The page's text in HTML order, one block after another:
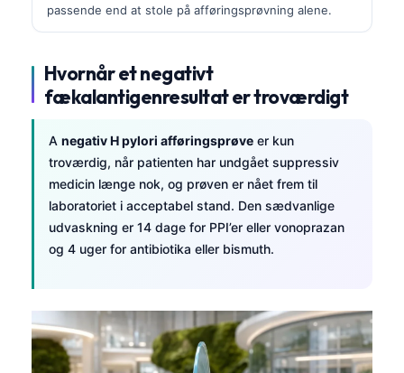
passende end at stole på afføringsprøvning alene.
Hvornår et negativt
fækalantigenresultat er troværdigt
A negativ H pylori afføringsprøve er kun
troværdig, når patienten har undgået suppressiv
medicin længe nok, og prøven er nået frem til
laboratoriet i acceptabel stand. Den sædvanlige
udvaskning er 14 dage for PPI’er eller vonoprazan
og 4 uger for antibiotika eller bismuth.